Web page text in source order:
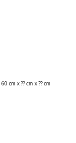
60 cm x ?? cm x ?? cm